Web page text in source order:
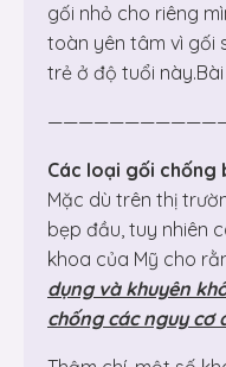
gối nhỏ cho riêng
toàn yên tâm vì gối
trẻ ở độ tuổi
Các loại gối chống
Mặc dù trên thị
bẹp đầu, tuy nhiên
khoa của Mỹ cho
dụng và khuyên
chống các nguy cơ